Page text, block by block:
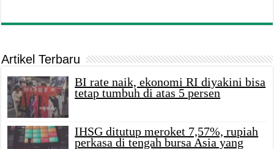
Artikel Terbaru
BI rate naik, ekonomi RI diyakini bisa
tetap tumbuh di atas 5 persen
IHSG ditutup meroket 7,57%, rupiah
perkasa di tengah bursa Asia yang